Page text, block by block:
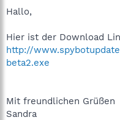
Hallo,
Hier ist der Download
http://
beta2.exe
Mit freundlichen Grüßen
Sandra